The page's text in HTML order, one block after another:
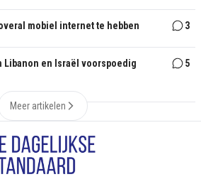
mobiel internet te hebben 3
Libanon en Israël voorspoedig
5
Meer artikelen